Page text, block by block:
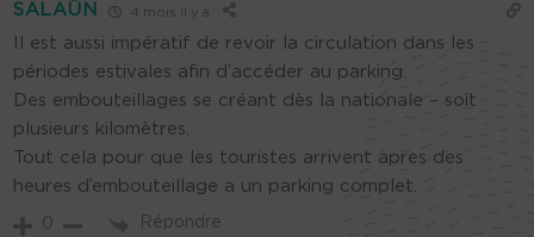
SALAÜN 4 mois il y a
Il est aussi impératif de revoir la circulation dans les
périodes estivales afin d’accéder au parking.
Des embouteillages se créant dès la nationale – soit
plusieurs kilomètres.
Tout cela pour que les touristes arrivent apres des
heures d’embouteillage a un parking complet.
0 Répondre